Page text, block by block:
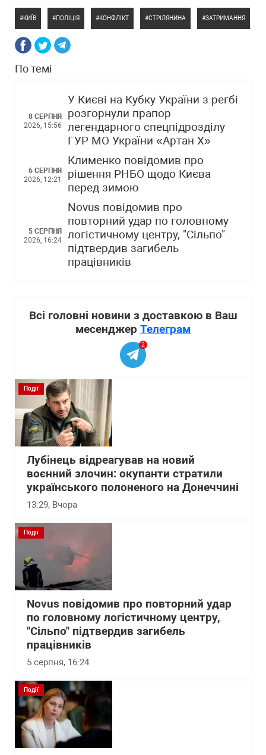
КИЇВ ПОЛІЦІЯ КОНФЛІКТ СТРІЛЯНИНА ЗАТРИМАННЯ
По темі
8 СЕРПНЯ
2026, 15:56
У Києві на Кубку України з регбі
розгорнули прапор
легендарного спецпідрозділу
ГУР МО України «Артан Х»
6 СЕРПНЯ
2026, 12:21
Клименко повідомив про
рішення РНБО щодо Києва
перед зимою
5 СЕРПНЯ
2026, 16:24
Novus повідомив про
повторний удар по головному
логістичному центру, "Сільпо"
підтвердив загибель
працівників
Всі головні новини з доставкою в Ваш
месенджер Телеграм
2
Події
Лубінець відреагував на новий
воєнний злочин: окупанти стратили
українського полоненого на Донеччині
13:29, Вчора
Події
Novus повідомив про повторний удар
по головному логістичному центру,
"Сільпо" підтвердив загибель
працівників
5 серпня, 16:24
Події